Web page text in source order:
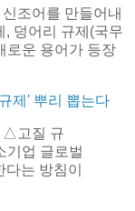
조어를 만들어내
, 덩어리 규제(국무
로운 용어가 등장
제' 뿌리 뽑는다
△고질 규
기업 글로벌
는 방침이